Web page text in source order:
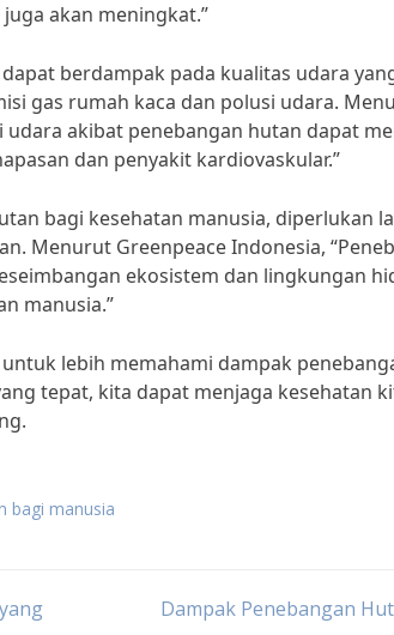
akan meningkat.”
berdampak pada kualitas udara
gas rumah kaca dan polusi udara.
udara akibat penebangan hutan dapat
dan penyakit kardiovaskular.”
bagi kesehatan manusia, diperlukan
Menurut Greenpeace Indonesia,
ekosistem dan lingkungan
manusia.”
lebih memahami dampak
tepat, kita dapat menjaga kesehatan
bagi manusia
Dampak Penebangan